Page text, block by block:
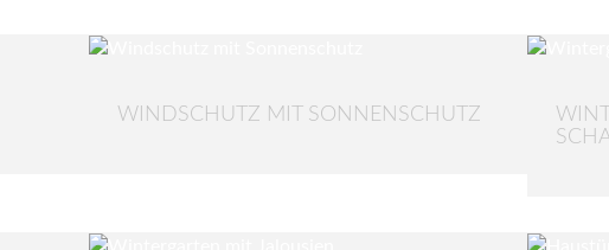
WINDSCHUTZ MIT SONNENSCHUTZ